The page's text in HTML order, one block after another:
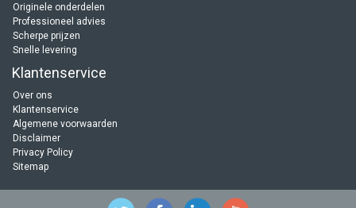
Originele onderdelen
Professioneel advies
Scherpe prijzen
Snelle levering
Klantenservice
Over ons
Klantenservice
Algemene voorwaarden
Disclaimer
Privacy Policy
Sitemap